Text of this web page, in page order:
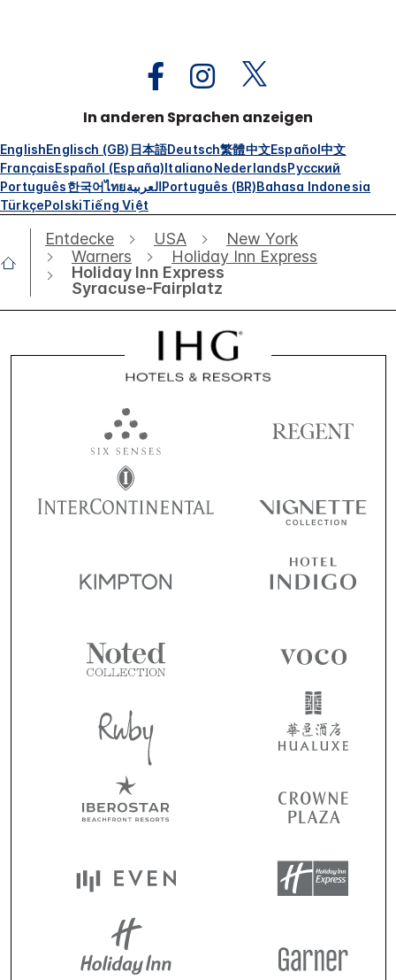
In anderen Sprachen anzeigen
EnglishEnglisch (GB) 日本語Deutsch繁體中文Español中文
FrançaisEspañol (España)ItalianoNederlandsРусский
Português한국어ไทยالعربيةPortuguês (BR)Bahasa Indonesia
TürkçePolskiTiếng Việt
Entdecke USA
New York
Warners
Holiday Inn Express
Holiday Inn Express
Syracuse-Fairplatz